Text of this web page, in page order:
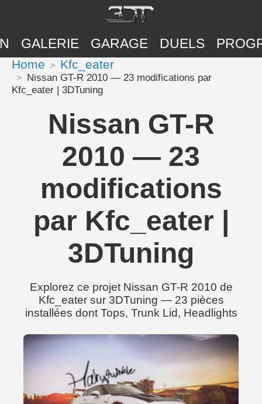
GALERIE GARAGE DUELS
Home Kfc_eater
Nissan GT-R 2010 — 23 modifications par
Kfc_eater | 3DTuning
Nissan GT-R
2010 — 23
modifications
par Kfc_eater |
3DTuning
Explorez ce projet Nissan GT-R 2010 de
Kfc_eater sur 3DTuning — 23 pièces
installées dont Tops, Trunk Lid, Headlights